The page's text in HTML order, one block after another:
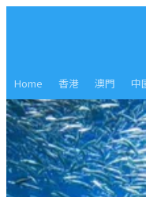
Home 香港 澳門 中